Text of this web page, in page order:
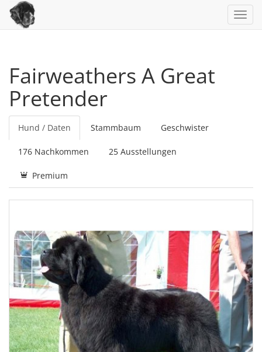
Fairweathers A Great
Pretender
Hund / Daten Stammbaum Geschwister
176 Nachkommen 25 Ausstellungen
Premium